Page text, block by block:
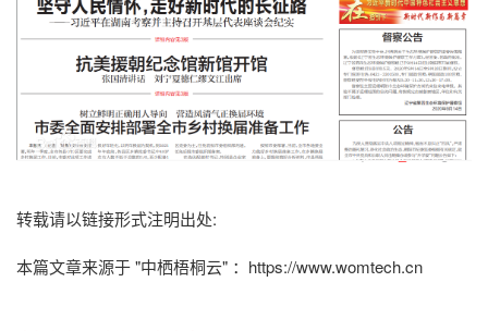
转载请以链接形式注明出处:
本篇文章来源于 "中栖梧桐云" ： https://www.womtech.cn